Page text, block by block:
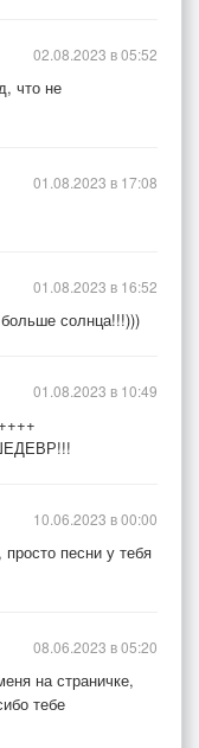
что не
02.08.2023 в 05:52
01.08.2023 в 17:08
солнца!!!)))
01.08.2023 в 16:52
01.08.2023 в 10:49
песни у тебя
10.06.2023 в 00:00
на страничке,
тебе
08.06.2023 в 05:20